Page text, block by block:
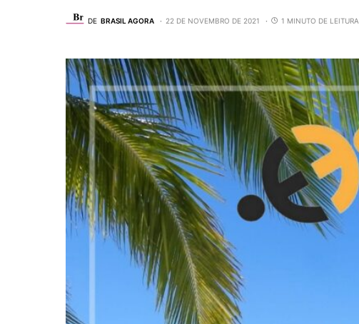
DE BRASIL AGORA 22 DE NOVEMBRO DE 2021 1 MINUTO DE LEITURA